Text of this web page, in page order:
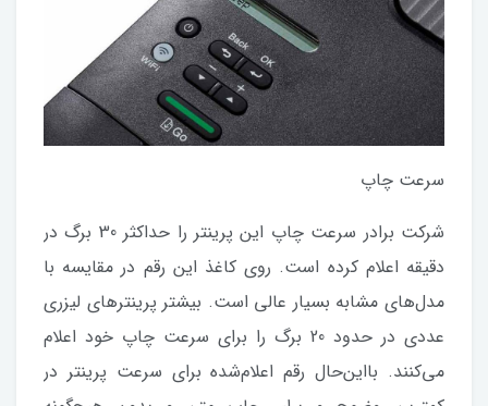
سرعت چاپ
شرکت برادر سرعت چاپ این پرینتر را حداکثر 30 برگ در
دقیقه اعلام کرده است. روی کاغذ این رقم در مقایسه با
مدل‌های مشابه بسیار عالی است. بیشتر پرینترهای لیزری
عددی در حدود 20 برگ را برای سرعت چاپ خود اعلام
می‌کنند. بااین‌حال رقم اعلام‌شده برای سرعت پرینتر در